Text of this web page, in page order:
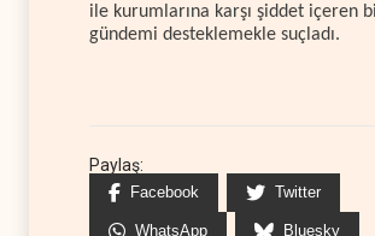
ile kurumlarına karşı şiddet içeren
gündemi desteklemekle suçladı.
Paylaş:
Facebook Twitter
WhatsApp Bluesky